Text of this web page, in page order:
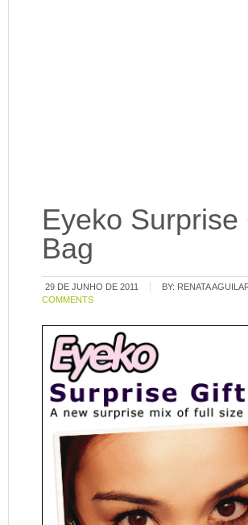
Eyeko Surprise
Bag
29 DE JUNHO DE 2011 BY: RENATA
COMMENTS